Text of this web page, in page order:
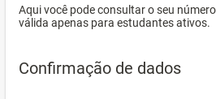
Aqui você pode consultar o seu
válida apenas para estudantes ativos.
Confirmação de dados